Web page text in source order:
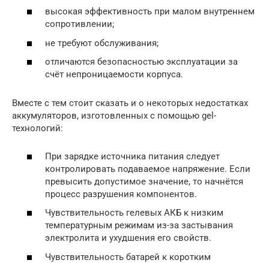
высокая эффективность при малом внутреннем
сопротивлении;
не требуют обслуживания;
отличаются безопасностью эксплуатации за
счёт непроницаемости корпуса.
Вместе с тем стоит сказать и о некоторых недостатках
аккумуляторов, изготовленных с помощью gel-
технологий:
При зарядке источника питания следует
контролировать подаваемое напряжение. Если
превысить допустимое значение, то начнётся
процесс разрушения компонентов.
Чувствительность гелевых АКБ к низким
температурным режимам из-за застывания
электролита и ухудшения его свойств.
Чувствительность батарей к коротким